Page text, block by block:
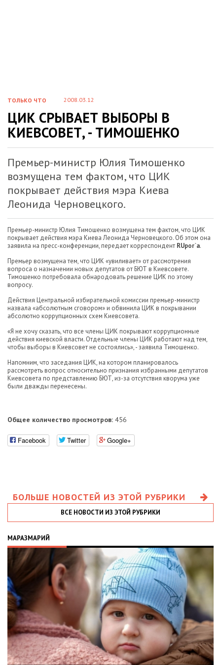
ТОЛЬКО ЧТО 2008.03.12
ЦИК СРЫВАЕТ ВЫБОРЫ В
КИЕВСОВЕТ, - ТИМОШЕНКО
Премьер-министр Юлия Тимошенко
возмущена тем фактом, что ЦИК
покрывает действия мэра Киева
Леонида Черновецкого.
Премьер-министр Юлия Тимошенко возмущена тем фактом, что ЦИК
покрывает действия мэра Киева Леонида Черновецкого. Об этом она
заявила на пресс-конференции, передает корреспондент RUpor`a.
Премьер возмущена тем, что ЦИК «увиливает» от рассмотрения
вопроса о назначении новых депутатов от БЮТ в Киевсовете.
Тимошенко потребовала обнародовать решение ЦИК по этому
вопросу.
Действия Центральной избирательной комиссии премьер-министр
назвала «абсолютным сговором» и обвинила ЦИК в покрывании
абсолютно коррупционных схем Киевсовета.
«Я не хочу сказать, что все члены ЦИК покрывают коррупционные
действия киевской власти. Отдельные члены ЦИК работают над тем,
чтобы выборы в Киевсовет не состоялись», - заявила Тимошенко.
Напомним, что заседания ЦИК, на котором планировалось
рассмотреть вопрос относительно признания избранными депутатов
Киевсовета по представлению БЮТ, из-за отсутствия кворума уже
были дважды перенесены.
Общее количество просмотров: 456
Facebook Twitter Google+
БОЛЬШЕ НОВОСТЕЙ ИЗ ЭТОЙ РУБРИКИ
ВСЕ НОВОСТИ ИЗ ЭТОЙ РУБРИКИ
МАРАЗМАРИЙ